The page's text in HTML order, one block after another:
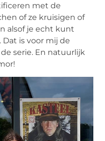
met de
of ze kruisigen of
alsof je echt kunt
is voor mij de
serie. En natuurlijk